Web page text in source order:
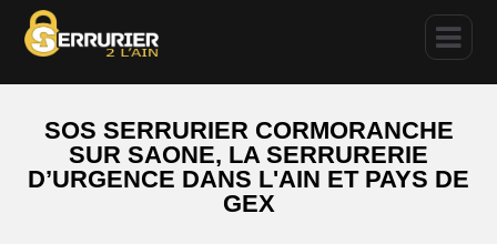
SOS SERRURIER CORMORANCHE
SUR SAONE, LA SERRURERIE
D’URGENCE DANS L'AIN ET PAYS DE
GEX